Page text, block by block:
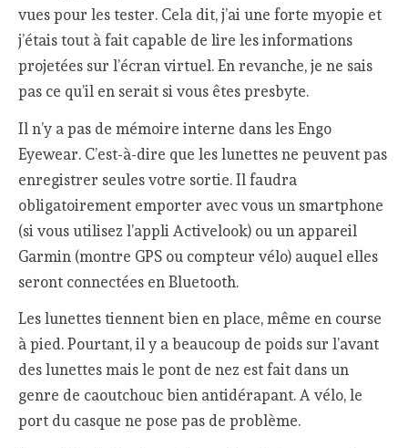
vues pour les tester. Cela dit, j’ai une forte myopie et
j’étais tout à fait capable de lire les informations
projetées sur l’écran virtuel. En revanche, je ne sais
pas ce qu’il en serait si vous êtes presbyte.
Il n’y a pas de mémoire interne dans les Engo
Eyewear. C’est-à-dire que les lunettes ne peuvent pas
enregistrer seules votre sortie. Il faudra
obligatoirement emporter avec vous un smartphone
(si vous utilisez l’appli Activelook) ou un appareil
Garmin (montre GPS ou compteur vélo) auquel elles
seront connectées en Bluetooth.
Les lunettes tiennent bien en place, même en course
à pied. Pourtant, il y a beaucoup de poids sur l’avant
des lunettes mais le pont de nez est fait dans un
genre de caoutchouc bien antidérapant. A vélo, le
port du casque ne pose pas de problème.